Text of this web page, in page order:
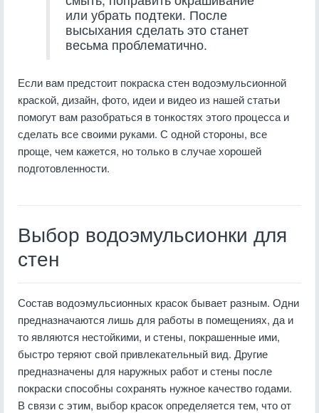
или убрать подтеки. После
высыхания сделать это станет
весьма проблематично.
Если вам предстоит покраска стен водоэмульсионной
краской, дизайн, фото, идеи и видео из нашей статьи
помогут вам разобраться в тонкостях этого процесса и
сделать все своими руками. С одной стороны, все
проще, чем кажется, но только в случае хорошей
подготовленности.
Выбор водоэмульсионки для
стен
Состав водоэмульсионных красок бывает разным. Одни
предназначаются лишь для работы в помещениях, да и
то являются нестойкими, и стены, покрашенные ими,
быстро теряют свой привлекательный вид. Другие
предназначены для наружных работ и стены после
покраски способны сохранять нужное качество годами.
В связи с этим, выбор красок определяется тем, что от